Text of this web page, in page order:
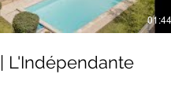
01:44
| L'Indépendante